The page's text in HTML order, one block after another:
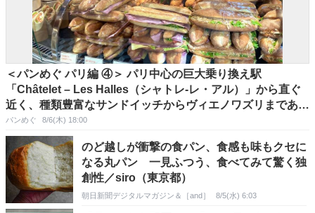
＜パンめぐ パリ編 ④＞ パリ中心の巨大乗り換え駅
「Châtelet – Les Halles（シャトレ-レ・アル）」から直ぐ
近く、種類豊富なサンドイッチからヴィエノワズリまである
【BOULANGERIE BON ET BO（ブーランジェリー・ボ
ン・エ・ボ）】（フランス、パリ）
パンめぐ 8/6(木) 18:00
のど越しが衝撃の食パン、食感も味もクセに
なる丸パン 一見ふつう、食べてみて驚く独
創性／siro（東京都）
朝日新聞デジタルマガジン＆［and］ 8/5(水) 6:03